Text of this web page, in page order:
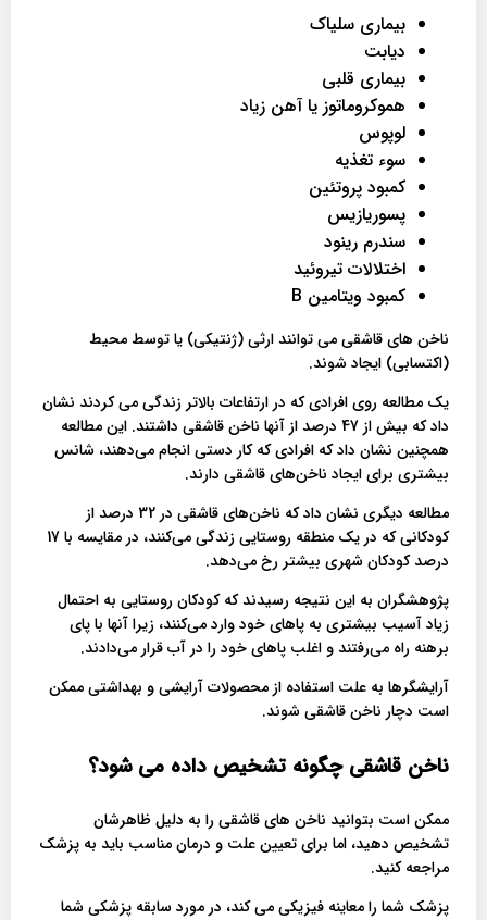
بیماری سلیاک
دیابت
بیماری قلبی
هموکروماتوز یا آهن زیاد
لوپوس
سوء تغذیه
کمبود پروتئین
پسوریازیس
سندرم رینود
اختلالات تیروئید
کمبود ویتامین B
ناخن های قاشقی می توانند ارثی (ژنتیکی) یا توسط محیط
(اکتسابی) ایجاد شوند.
یک مطالعه روی افرادی که در ارتفاعات بالاتر زندگی می کردند نشان
داد که بیش از 47 درصد از آنها ناخن قاشقی داشتند. این مطالعه
همچنین نشان داد که افرادی که کار دستی انجام می‌دهند، شانس
بیشتری برای ایجاد ناخن‌های قاشقی دارند.
مطالعه دیگری نشان داد که ناخن‌های قاشقی در 32 درصد از
کودکانی که در یک منطقه روستایی زندگی می‌کنند، در مقایسه با 17
درصد کودکان شهری بیشتر رخ می‌دهد.
پژوهشگران به این نتیجه رسیدند که کودکان روستایی به احتمال
زیاد آسیب بیشتری به پاهای خود وارد می‌کنند، زیرا آنها با پای
برهنه راه می‌رفتند و اغلب پاهای خود را در آب قرار می‌دادند.
آرایشگرها به علت استفاده از محصولات آرایشی و بهداشتی ممکن
است دچار ناخن قاشقی شوند.
ناخن قاشقی چگونه تشخیص داده می شود؟
ممکن است بتوانید ناخن های قاشقی را به دلیل ظاهرشان
تشخیص دهید، اما برای تعیین علت و درمان مناسب باید به پزشک
مراجعه کنید.
پزشک شما را معاینه فیزیکی می کند، در مورد سابقه پزشکی شما